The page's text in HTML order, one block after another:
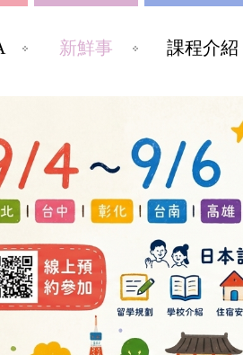
新鮮事 課程介紹